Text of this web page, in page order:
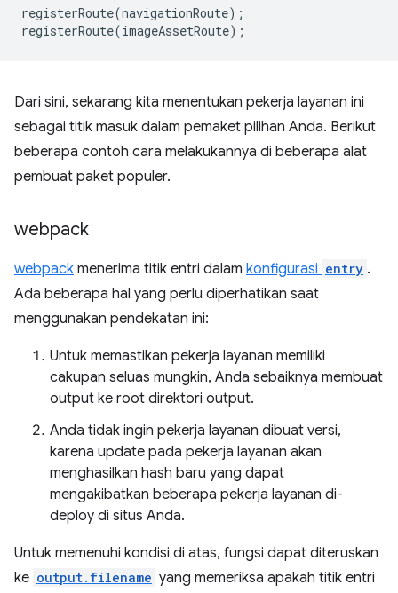
registerRoute(navigationRoute);
registerRoute(imageAssetRoute);
Dari sini, sekarang kita menentukan pekerja layanan ini
sebagai titik masuk dalam pemaket pilihan Anda. Berikut
beberapa contoh cara melakukannya di beberapa alat
pembuat paket populer.
webpack
webpack menerima titik entri dalam konfigurasi entry .
Ada beberapa hal yang perlu diperhatikan saat
menggunakan pendekatan ini:
Untuk memastikan pekerja layanan memiliki
cakupan seluas mungkin, Anda sebaiknya membuat
output ke root direktori output.
Anda tidak ingin pekerja layanan dibuat versi,
karena update pada pekerja layanan akan
menghasilkan hash baru yang dapat
mengakibatkan beberapa pekerja layanan di-
deploy di situs Anda.
Untuk memenuhi kondisi di atas, fungsi dapat diteruskan
ke output.filename yang memeriksa apakah titik entri